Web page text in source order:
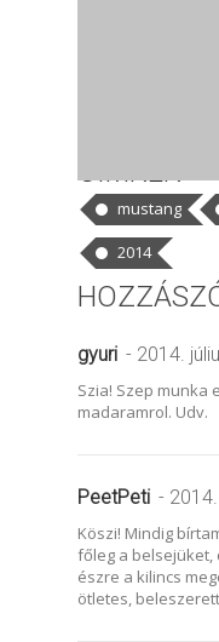
mustang
2014
gyuri - 2014.
Szia! Szep munka
madaramrol. Udv.
PeetPeti -
Köszi! Mindig
főleg a belsejüket,
észre a kilincs
ötletes,